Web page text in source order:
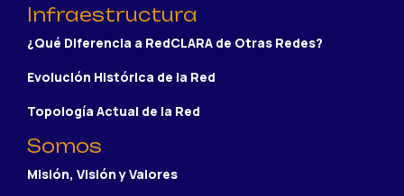
Infraestructura
¿Qué Diferencia a RedCLARA de Otras Redes?
Evolución Histórica de la Red
Topología Actual de la Red
Somos
Misión, Visión y Valores